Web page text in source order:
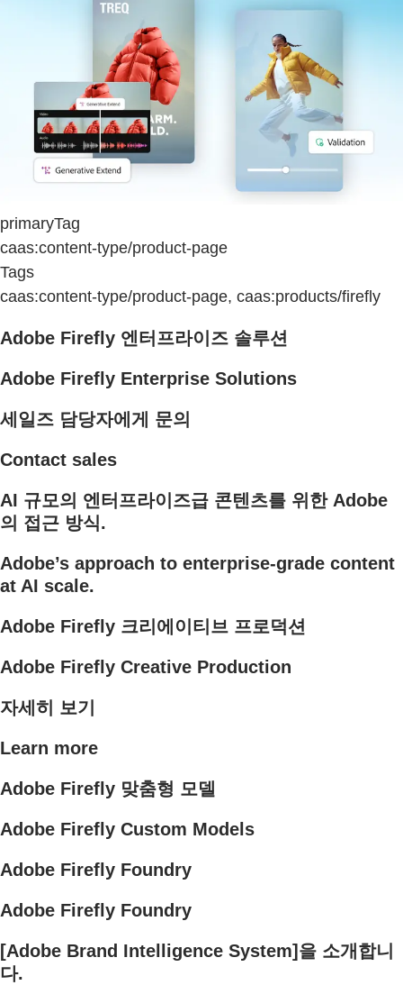
primaryTag
caas:content-type/product-page
Tags
caas:content-type/product-page, caas:products/firefly
Adobe Firefly 엔터프라이즈 솔루션
Adobe Firefly Enterprise Solutions
세일즈 담당자에게 문의
Contact sales
AI 규모의 엔터프라이즈급 콘텐츠를 위한 Adobe
의 접근 방식.
Adobe’s approach to enterprise-grade content
at AI scale.
Adobe Firefly 크리에이티브 프로덕션
Adobe Firefly Creative Production
자세히 보기
Learn more
Adobe Firefly 맞춤형 모델
Adobe Firefly Custom Models
Adobe Firefly Foundry
Adobe Firefly Foundry
[Adobe Brand Intelligence System]을 소개합니
다.